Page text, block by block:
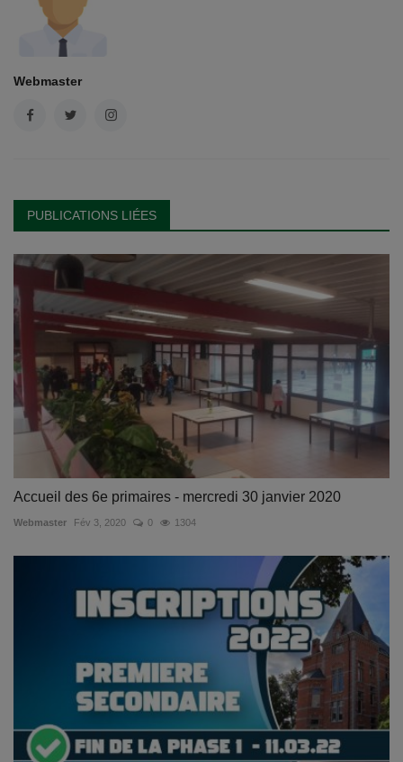
Webmaster
PUBLICATIONS LIÉES
Accueil des 6e primaires - mercredi 30 janvier 2020
Webmaster Fév 3, 2020 0 1304